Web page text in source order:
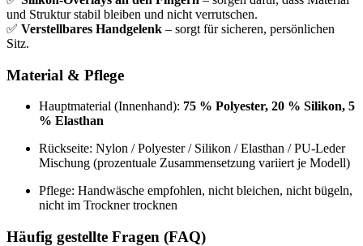
und Struktur stabil bleiben und nicht verrutschen.
✅ Verstellbares Handgelenk – sorgt für sicheren, persönlichen
Sitz.
Material & Pflege
Hauptmaterial (Innenhand): 75 % Polyester, 20 % Silikon, 5
% Elasthan
Rückseite: Nylon / Polyester / Silikon / Elasthan / PU-Leder
Mischung (prozentuale Zusammensetzung variiert je Modell)
Pflege: Handwäsche empfohlen, nicht bleichen, nicht bügeln,
nicht im Trockner trocknen
Häufig gestellte Fragen (FAQ)